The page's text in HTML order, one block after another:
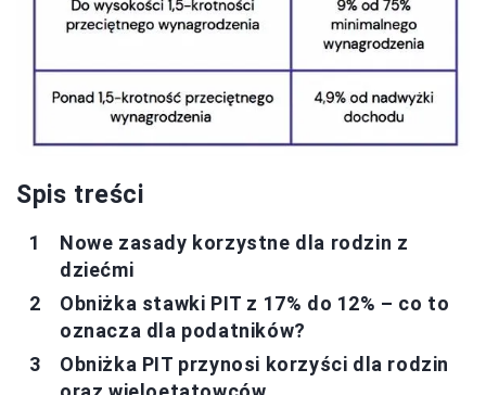
Spis treści
Nowe zasady korzystne dla rodzin z
dziećmi
Obniżka stawki PIT z 17% do 12% – co to
oznacza dla podatników?
Obniżka PIT przynosi korzyści dla rodzin